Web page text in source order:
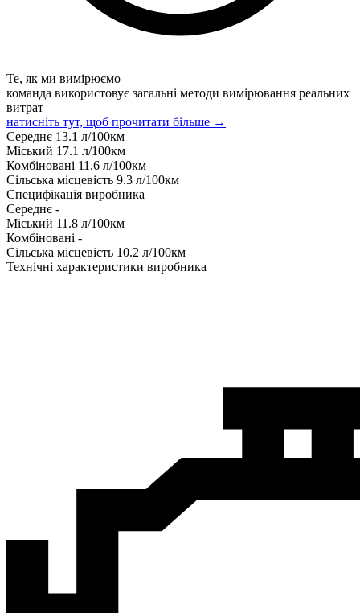
Те, як ми вимірюємо
команда використовує загальні методи вимірювання реальних
витрат
натисніть тут, щоб прочитати більше →
Середнє 13.1 л/100км
Міський 17.1 л/100км
Комбіновані 11.6 л/100км
Сільська місцевість 9.3 л/100км
Специфікація виробника
Середнє -
Міський 11.8 л/100км
Комбіновані -
Сільська місцевість 10.2 л/100км
Технічні характеристики виробника